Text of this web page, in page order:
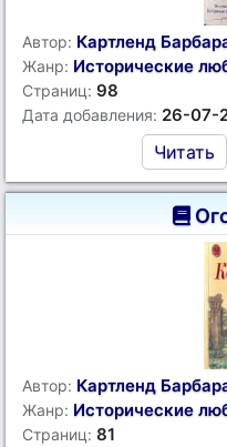
Автор: Картленд
Жанр: Исторические
Страниц: 98
Дата добавления: 26-07-
Читать
Автор: Картленд
Жанр: Исторические
Страниц: 81